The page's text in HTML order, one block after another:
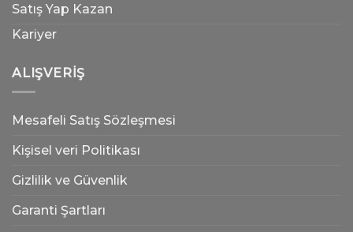
Satış Yap Kazan
Kariyer
ALIŞVERIŞ
Mesafeli Satış Sözleşmesi
Kişisel veri Politikası
Gizlilik ve Güvenlik
Garanti Şartları